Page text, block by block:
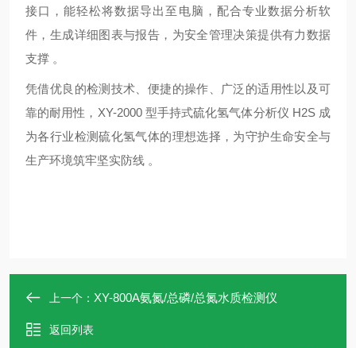
接口，能轻松将数据导出至电脑，配合专业数据分析软
件，生成详细图表与报告，为安全管理决策提供有力数据
支撑 。
凭借优良的检测技术、便捷的操作、广泛的适用性以及可
靠的耐用性，XY-2000 型手持式硫化氢气体分析仪 H2S 成
为各行业检测硫化氢气体的理想选择，为守护生命安全与
生产环境筑牢坚实防线 。
上一个： XY-800A氨氮/总磷/总氮水质检测仪
返回列表